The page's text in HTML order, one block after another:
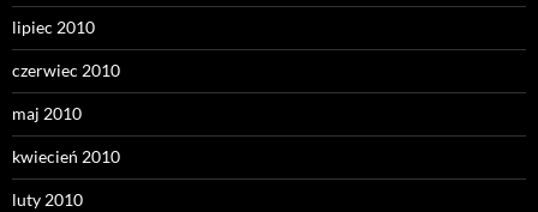
lipiec 2010
czerwiec 2010
maj 2010
kwiecień 2010
luty 2010